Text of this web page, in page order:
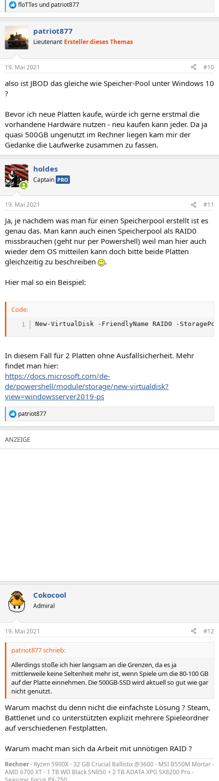
R
e
t
i
e
:
floTTes und patriot877
patriot877
Lieutenant Ersteller dieses Themas
19. Mai 2021 #10
also ist JBOD das gleiche wie Speicher-Pool unter Windows 10
?
Bevor ich neue Platten kaufe, würde ich gerne erstmal die
vorhandene Hardware nutzen - neu kaufen kann jeder. Da ja
quasi 500GB ungenutzt im Rechner liegen kam mir der
Gedanke die Laufwerke zusammen zu fassen.
holdes
Captain PRO
19. Mai 2021 #11
Ja, je nachdem was man für einen Speicherpool erstellt ist es
genau das. Man kann auch einen Speicherpool als RAID0
missbrauchen (geht nur per Powershell) weil man hier auch
wieder dem OS mitteilen kann doch bitte beide Platten
gleichzeitig zu beschreiben
.
Hier mal so ein Beispiel:
Code:
New-VirtualDisk -FriendlyName RAID0 -
In diesem Fall für 2 Platten ohne Ausfallsicherheit. Mehr
findet man hier:
https://docs.microsoft.com/de-
de/powershell/module/storage/new-virtualdisk?
view=windowsserver2019-ps
R
e
a
k
t
patriot877
Cokocool
Admiral
19. Mai 2021 #12
patriot877 schrieb:
Allerdings stoße ich hier langsam an die Grenzen, da es ja
mittlerweile keine Seltenheit mehr ist, wenn Spiele um die 80-100 GB
auf der Platte einnehmen. Die 500GB-SSD wird aktuell so gut wie gar
nicht genutzt.
Warum machst du denn nicht die einfachste Lösung ? Steam,
Battlenet und co unterstützten explizit mehrere Spieleordner
auf verschiedenen Festplatten.
Warum macht man sich da Arbeit mit unnötigen RAID ?
Rechner- Ryzen 5900X - 32 GB Crucial Ballistix @3600 - MSI B550M Mortar -
AMD 6700 XT - 1 TB WD Black SN850 + 2 TB ADATA XPG SX8200 Pro -